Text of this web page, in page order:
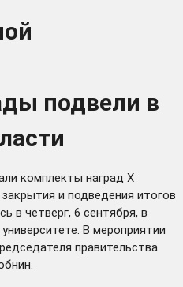
подвели в
комплекты наград Х
и подведения итогов
в четверг, 6 сентября, в
В мероприятии
правительства